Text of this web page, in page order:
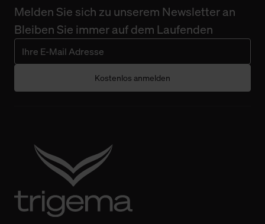
Melden Sie sich zu unserem Newsletter an
Bleiben Sie immer auf dem Laufenden
Kostenlos anmelden